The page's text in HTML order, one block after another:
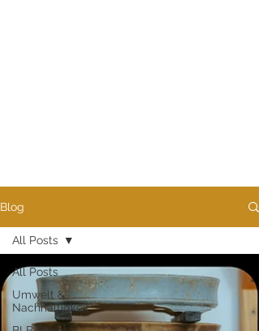
Blog
All Posts
Umwelt &
Nachhaltigkeit
All Posts